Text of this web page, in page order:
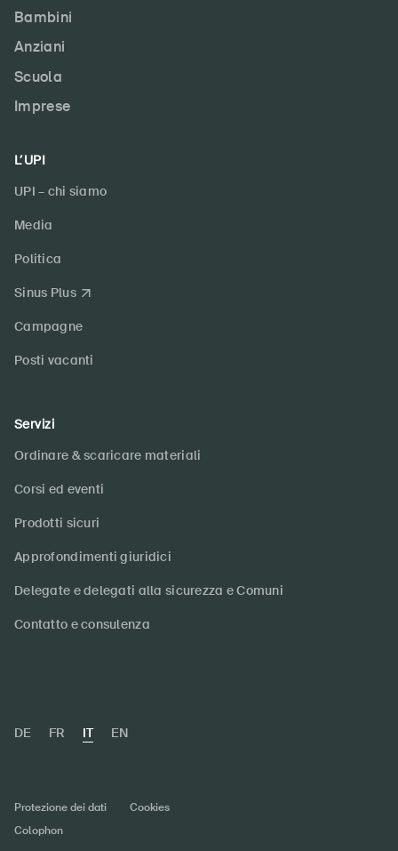
Bambini
Anziani
Scuola
Imprese
L’UPI
UPI – chi siamo
Media
Politica
Sinus Plus
Campagne
Posti vacanti
Servizi
Ordinare & scaricare materiali
Corsi ed eventi
Prodotti sicuri
Approfondimenti giuridici
Delegate e delegati alla sicurezza e Comuni
Contatto e consulenza
DE FR IT EN
Protezione dei dati
Cookies
Colophon